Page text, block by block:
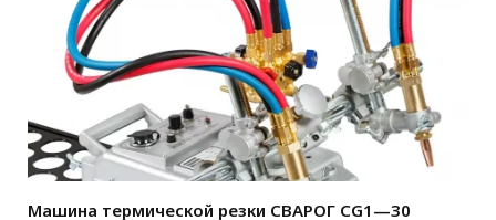
Машина термической резки СВАРОГ CG1—30